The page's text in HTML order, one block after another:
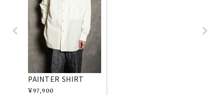
PAINTER SHIRT
¥97,900